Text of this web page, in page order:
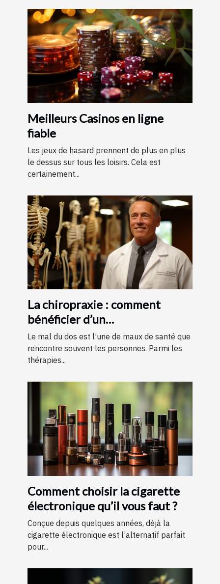
Meilleurs Casinos en ligne
fiable
Les jeux de hasard prennent de plus en plus
le dessus sur tous les loisirs. Cela est
certainement...
La chiropraxie : comment
bénéficier d’un
remboursement ?
Le mal du dos est l’une de maux de santé que
rencontre souvent les personnes. Parmi les
thérapies...
Comment choisir la cigarette
électronique qu’il vous faut ?
Conçue depuis quelques années, déjà la
cigarette électronique est l’alternatif parfait
pour...